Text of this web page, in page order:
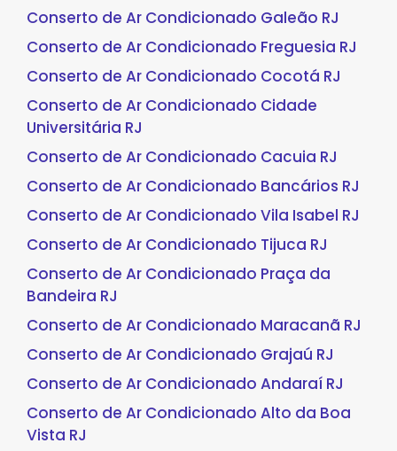
Conserto de Ar Condicionado Galeão RJ
Conserto de Ar Condicionado Freguesia RJ
Conserto de Ar Condicionado Cocotá RJ
Conserto de Ar Condicionado Cidade
Universitária RJ
Conserto de Ar Condicionado Cacuia RJ
Conserto de Ar Condicionado Bancários RJ
Conserto de Ar Condicionado Vila Isabel RJ
Conserto de Ar Condicionado Tijuca RJ
Conserto de Ar Condicionado Praça da
Bandeira RJ
Conserto de Ar Condicionado Maracanã RJ
Conserto de Ar Condicionado Grajaú RJ
Conserto de Ar Condicionado Andaraí RJ
Conserto de Ar Condicionado Alto da Boa
Vista RJ